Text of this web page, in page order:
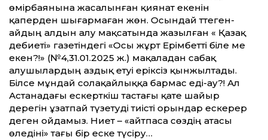
өмірбаянына жасалынған қиянат екенін
қаперден шығармаған жөн. Осындай әттеген-
айдың алдын алу мақсатында жазылған « Қазақ
әдебиеті» газетіндегі «Осы жұрт Ерімбетті біле ме
екен?!» (№4,31.01.2025 ж.) мақаладан сабақ
алушылардың аздық етуі еріксіз қынжылтады.
Білсе мұндай солақайлыққа бармас еді-ау?! Ал
Астанадағы ескерткіш тастағы қате шайыр
дерегін ұзатпай түзетуді тиісті орындар ескерер
деген ойдамыз. Ниет – «айтпаса сөздің атасы
өледіні» тағы бір еске түсіру…